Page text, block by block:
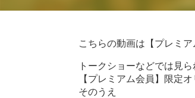
こちらの動画は【プレミア
トークショーなどでは見
【プレミアム会員】限定
そのうえ